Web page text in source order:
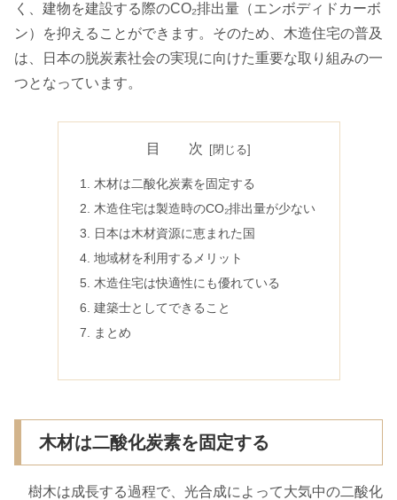
く、建物を建設する際のCO₂排出量（エンボディドカーボ
ン）を抑えることができます。そのため、木造住宅の普及
は、日本の脱炭素社会の実現に向けた重要な取り組みの一
つとなっています。
目 次
木材は二酸化炭素を固定する
木造住宅は製造時のCO₂排出量が少ない
日本は木材資源に恵まれた国
地域材を利用するメリット
木造住宅は快適性にも優れている
建築士としてできること
まとめ
木材は二酸化炭素を固定する
樹木は成長する過程で、光合成によって大気中の二酸化